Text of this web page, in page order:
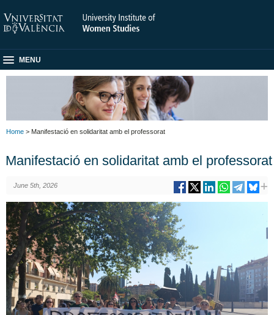
MENU
Home > Manifestació en solidaritat amb el professorat
Manifestació en solidaritat amb el professorat
June 5th, 2026